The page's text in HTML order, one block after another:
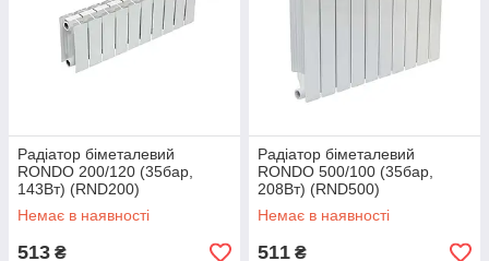
Радіатор біметалевий
RONDO 200/120 (35бар,
143Вт) (RND200)
Немає в наявності
513 ₴
Радіатор біметалевий
RONDO 500/100 (35бар,
208Вт) (RND500)
Немає в наявності
511 ₴